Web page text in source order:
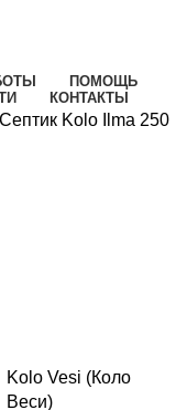
ПОМОЩЬ
КОНТАКТЫ
Септик Kolo Ilma 250
Kolo Vesi (Коло
Веси)